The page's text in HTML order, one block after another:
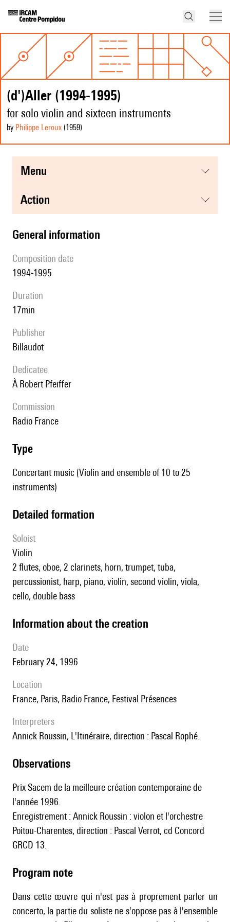
(d')Aller (1994-1995)
for solo violin and sixteen instruments
by Philippe Leroux (1959)
menu
action
general information
composition date
1994-1995
duration
17min
publisher
Billaudot
Dedicatee
à Robert Pfeiffer
Commission
Radio France
type
Concertant music (Violin and ensemble of 10 to 25
instruments)
detailed formation
Soloist
violin
2 flutes, oboe, 2 clarinets, horn, trumpet, tuba,
percussionist, harp, piano, violin, second violin, viola,
cello, double bass
information about the creation
date
February 24, 1996
location
France, Paris, Radio France, Festival Présences
interpreters
Annick Roussin, L'Itinéraire, direction : Pascal Rophé.
observations
Prix Sacem de la meilleure création contemporaine de
l'année 1996.
Enregistrement : Annick Roussin : violon et l'orchestre
Poitou-Charentes, direction : Pascal Verrot, cd Concord
GRCD 13.
Program note
Dans cette œuvre qui n'est pas à proprement parler un
concerto, la partie du soliste ne s'oppose pas à l'ensemble